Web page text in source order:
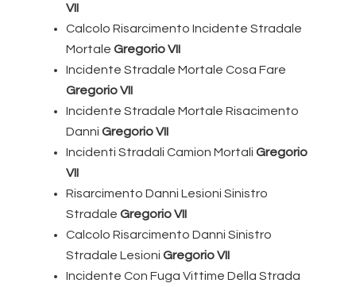
VII
Calcolo Risarcimento Incidente Stradale
MortaleGregorio VII
Incidente Stradale Mortale Cosa Fare
Gregorio VII
Incidente Stradale Mortale Risacimento
DanniGregorio VII
Incidenti Stradali Camion MortaliGregorio
VII
Risarcimento Danni Lesioni Sinistro
StradaleGregorio VII
Calcolo Risarcimento Danni Sinistro
Stradale LesioniGregorio VII
Incidente Con Fuga Vittime Della Strada